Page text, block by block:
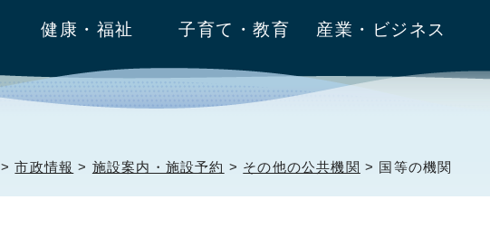
健康・福祉 子育て・教育 産業・ビジネス
>市政情報 > 施設案内・施設予約 > その他の公共機関 > 国等の機関